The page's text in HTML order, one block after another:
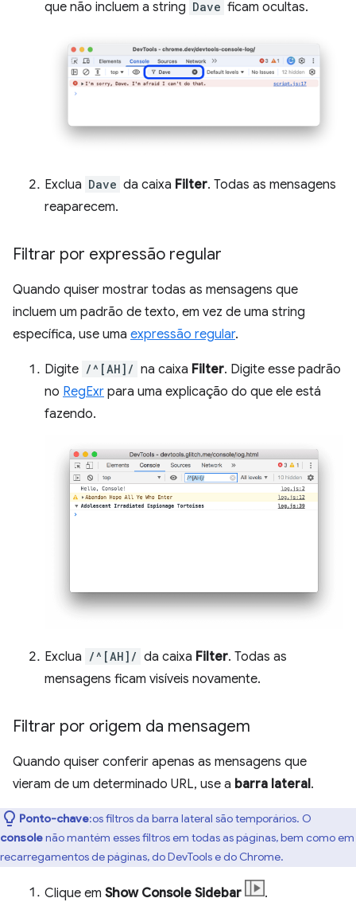
que não incluem a string Dave ficam ocultas.
Exclua Dave da caixa Filter. Todas as mensagens
reaparecem.
Filtrar por expressão regular
Quando quiser mostrar todas as mensagens que
incluem um padrão de texto, em vez de uma string
específica, use uma expressão regular.
Digite /^[AH]/ na caixa Filter. Digite esse padrão
no RegExr para uma explicação do que ele está
fazendo.
Exclua /^[AH]/ da caixa Filter. Todas as
mensagens ficam visíveis novamente.
Filtrar por origem da mensagem
Quando quiser conferir apenas as mensagens que
vieram de um determinado URL, use a barra lateral.
Ponto-chave:os filtros da barra lateral são temporários. O
consolenão mantém esses filtros em todas as páginas, bem como em
recarregamentos de páginas, do DevTools e do Chrome.
Clique em Show Console Sidebar .